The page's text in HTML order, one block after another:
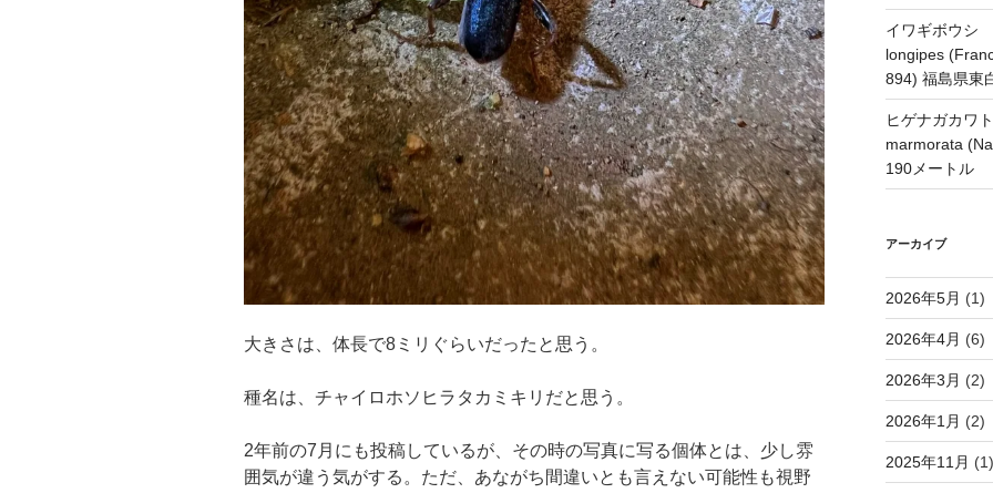
大きさは、体長で8ミリぐらいだったと思う。
種名は、チャイロホソヒラタカミキリだと思う。
2年前の7月にも投稿しているが、その時の写真に写る個体とは、少し雰
囲気が違う気がする。ただ、あながち間違いとも言えない可能性も視野
イワギボウシ
longipes
894) 福島県東
ヒゲナガカワ
marmorata
190メートル
アーカイブ
2026年5月 (1)
2026年4月 (6)
2026年3月 (2)
2026年1月 (2)
2025年11月 (1)